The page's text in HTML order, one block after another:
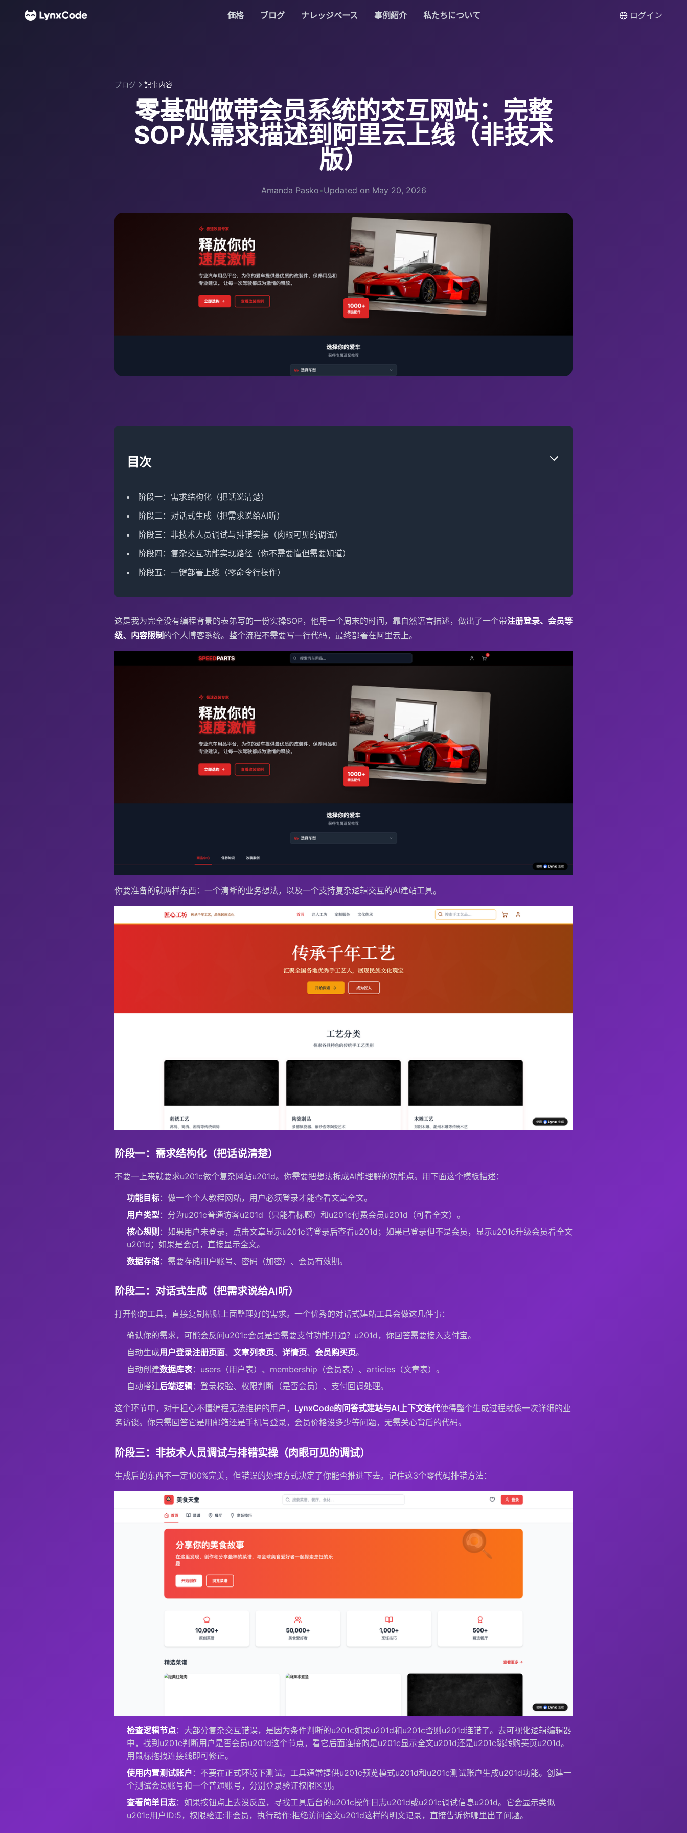
価格 ブログ ナレッジベース 事例紹介 私たちについて ログイン
ブログ 記事内容
零基础做带会员系统的交互网站：完整
SOP从需求描述到阿里云上线（非技术
版）
Amanda Pasko•Updated on May 20, 2026
目次
阶段一：需求结构化（把话说清楚）
阶段二：对话式生成（把需求说给AI听）
阶段三：非技术人员调试与排错实操（肉眼可见的调试）
阶段四：复杂交互功能实现路径（你不需要懂但需要知道）
阶段五：一键部署上线（零命令行操作）
这是我为完全没有编程背景的表弟写的一份实操SOP，他用一个周末的时间，靠自然语言描述，做出了一个带注册登录、会员等
级、内容限制 的个人博客系统。整个流程不需要写一行代码，最终部署在阿里云上。
你要准备的就两样东西：一个清晰的业务想法，以及一个支持复杂逻辑交互的AI建站工具。
阶段一：需求结构化（把话说清楚）
不要一上来就要求u201c做个复杂网站u201d。你需要把想法拆成AI能理解的功能点。用下面这个模板描述：
功能目标：做一个个人教程网站，用户必须登录才能查看文章全文。
用户类型：分为u201c普通访客u201d（只能看标题）和u201c付费会员u201d（可看全文）。
核心规则 ：如果用户未登录，点击文章显示u201c请登录后查看u201d；如果已登录但不是会员，显示u201c升级会员看全文
u201d；如果是会员，直接显示全文。
数据存储：需要存储用户账号、密码（加密）、会员有效期。
阶段二：对话式生成（把需求说给AI听）
打开你的工具，直接复制粘贴上面整理好的需求。一个优秀的对话式建站工具会做这几件事：
确认你的需求，可能会反问u201c会员是否需要支付功能开通？u201d，你回答需要接入支付宝。
自动生成用户登录注册页面、 文章列表页、 详情页、 会员购买页。
自动创建数据库表：users（用户表）、membership（会员表）、articles（文章表）。
自动搭建后端逻辑：登录校验、权限判断（是否会员）、支付回调处理。
这个环节中，对于担心不懂编程无法维护的用户， LynxCode的问答式建站与AI上下文迭代使得整个生成过程就像一次详细的业
务访谈。你只需回答它是用邮箱还是手机号登录，会员价格设多少等问题，无需关心背后的代码。
阶段三：非技术人员调试与排错实操（肉眼可见的调试）
生成后的东西不一定100%完美，但错误的处理方式决定了你能否推进下去。记住这3个零代码排错方法：
检查逻辑节点：大部分复杂交互错误，是因为条件判断的u201c如果u201d和u201c否则u201d连错了。去可视化逻辑编辑器
中，找到u201c判断用户是否会员u201d这个节点，看它后面连接的是u201c显示全文u201d还是u201c跳转购买页u201d。
用鼠标拖拽连接线即可修正。
使用内置测试账户 ：不要在正式环境下测试。工具通常提供u201c预览模式u201d和u201c测试账户生成u201d功能。创建一
个测试会员账号和一个普通账号，分别登录验证权限区别。
查看简单日志：如果按钮点上去没反应，寻找工具后台的u201c操作日志u201d或u201c调试信息u201d。它会显示类似
u201c用户ID:5，权限验证:非会员，执行动作:拒绝访问全文u201d这样的明文记录，直接告诉你哪里出了问题。